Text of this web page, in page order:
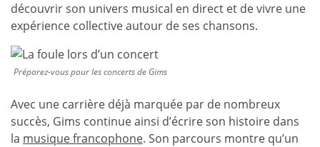
découvrir son univers musical en direct et de vivre une
expérience collective autour de ses chansons.
Préparez-vous pour les concerts de Gims
Avec une carrière déjà marquée par de nombreux
succès, Gims continue ainsi d’écrire son histoire dans
la musique francophone. Son parcours montre qu’un